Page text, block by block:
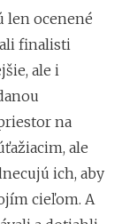
len ocenené
finalisti
ale i
na
ale
ich, aby
cieľom. A